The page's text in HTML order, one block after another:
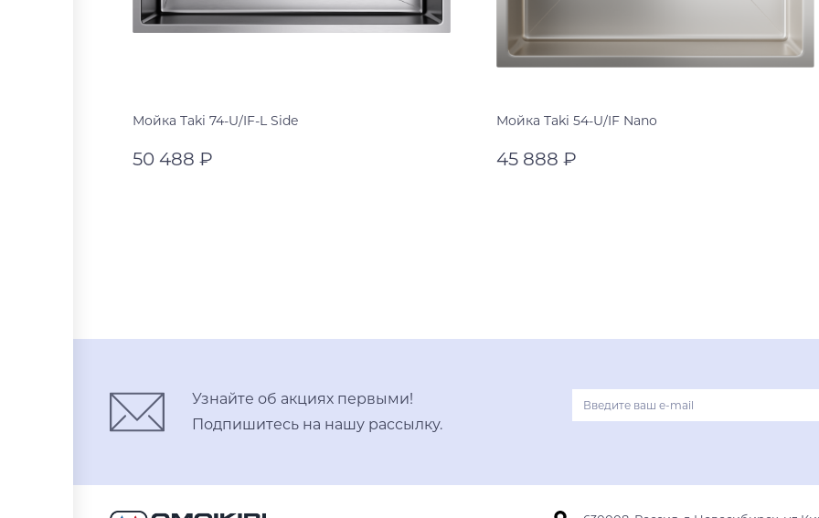
Мойка Taki 74-U/IF-L Side
50 488 ₽
Мойка Taki 54-U/IF Nano
45 888 ₽
Узнайте об акциях первыми!
Подпишитесь на нашу рассылку.